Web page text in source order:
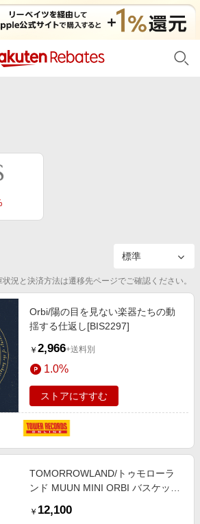
・小物
メラ
ゴルフ
予約
ス
ジ
ード分割払い
ンペーン
員登録
況と決済方法は遷移先ページでご確認ください。
Orbi/陽の目を見ない楽器たちの動
揺する仕返し[BIS2297]
￥ 2,966+送料別
1.0%
ストアにすすむ
TOMORROWLAND/トゥモローラ
ンド MUUN MINI ORBI バスケット
￥ 12,100